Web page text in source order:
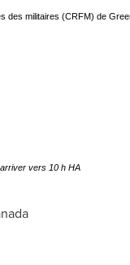
des militaires (CRFM) de
vers 10 h HA